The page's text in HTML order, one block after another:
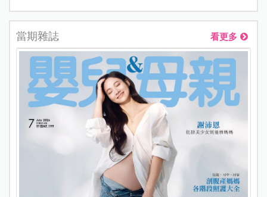
當期雜誌 看更多